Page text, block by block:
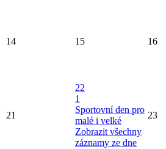
14 15 16
21
22
1
Sportovní den pro
malé i velké
Zobrazit všechny
záznamy ze dne
23